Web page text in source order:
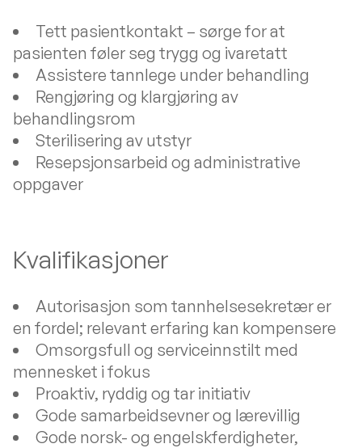
Tett pasientkontakt – sørge for at
pasienten føler seg trygg og ivaretatt
Assistere tannlege under behandling
Rengjøring og klargjøring av
behandlingsrom
Sterilisering av utstyr
Resepsjonsarbeid og administrative
oppgaver
Kvalifikasjoner
Autorisasjon som tannhelsesekretær er
en fordel; relevant erfaring kan kompensere
Omsorgsfull og serviceinnstilt med
mennesket i fokus
Proaktiv, ryddig og tar initiativ
Gode samarbeidsevner og lærevillig
Gode norsk- og engelskferdigheter,